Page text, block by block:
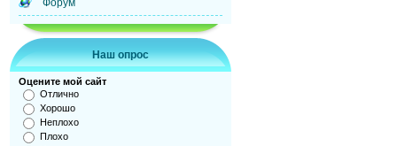
Форум
Наш опрос
Оцените мой сайт
Отлично
Хорошо
Неплохо
Плохо